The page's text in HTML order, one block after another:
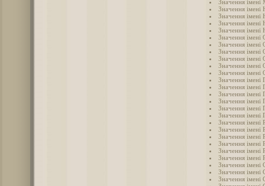
Значення імені
Значення імені
Значення імені
Значення імені
Значення імені
Значення імені
Значення імені
Значення імені
Значення імені
Значення імені
Значення імені
Значення імені
Значення імені
Значення імені
Значення імені
Значення імені
Значення імені
Значення імені
Значення імені
Значення імені
Значення імені
Значення імені
Значення імені
Значення імені
Значення імені
Значення імені